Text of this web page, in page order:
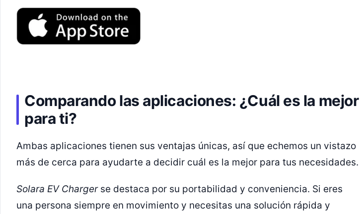
Comparando las aplicaciones: ¿Cuál es la mejor
para ti?
Ambas aplicaciones tienen sus ventajas únicas, así que echemos un vistazo
más de cerca para ayudarte a decidir cuál es la mejor para tus necesidades.
Solara EV Chargerse destaca por su portabilidad y conveniencia. Si eres
una persona siempre en movimiento y necesitas una solución rápida y